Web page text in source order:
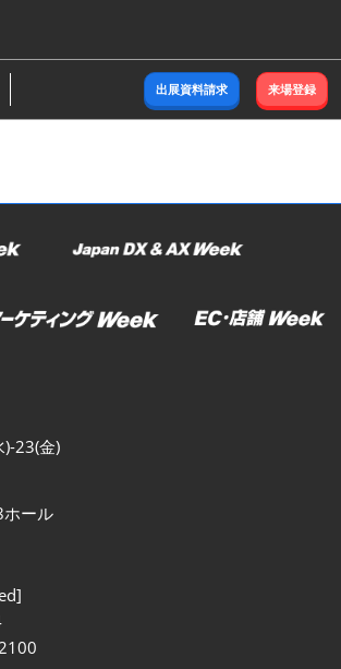
出展資料請求 来場登録
23(金)
ール